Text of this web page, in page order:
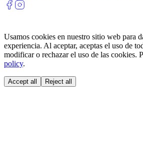
Usamos cookies en nuestro sitio web para
experiencia. Al aceptar, aceptas el uso de
modificar o rechazar el uso de las cookies.
policy.
Accept all Reject all